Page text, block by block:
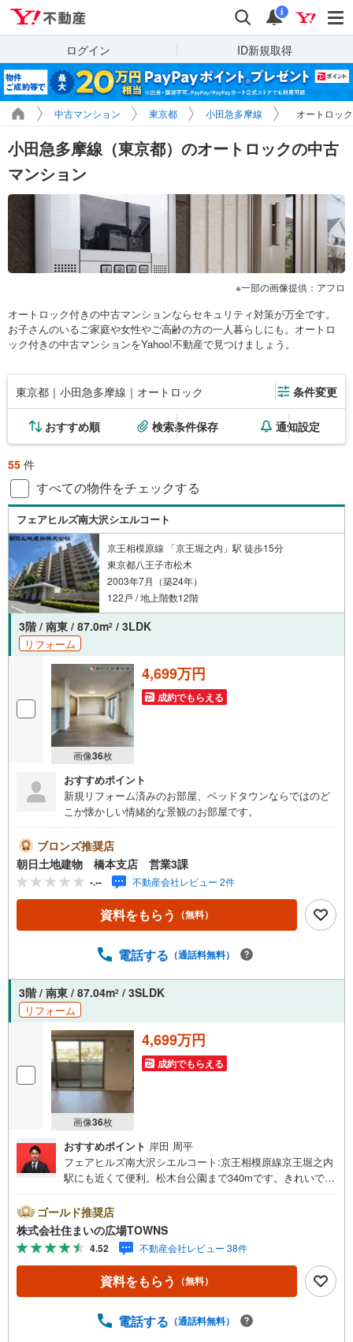
検索 通知
i
ログイン ID新規取得
中古マンション 東京都 小田急多摩線 オートロッ
小田急多摩線（東京都）のオートロックの中古
マンション
一部の画像提供：アフロ
オートロック付きの中古マンションならセキュリティ対策が万全です。
お子さんのいるご家庭や女性やご高齢の方の一人暮らしにも。オートロ
ック付きの中古マンションをYahoo!不動産で見つけましょう。
東京都｜小田急多摩線｜オートロック 条件変更
おすすめ順 検索条件保存 通知設定
55 件
すべての物件をチェックする
フェアヒルズ南大沢シエルコート
京王相模原線 「京王堀之内」駅 徒歩15分
東京都八王子市松木
2003年7月（築24年）
122戸 / 地上階数12階
3階 / 南東 / 87.0m2 / 3LDK
リフォーム
画像36枚
4,699万円
成約でもらえる
おすすめポイント
新規リフォーム済みのお部屋、ベッドタウンならではのど
こか懐かしい情緒的な景観のお部屋です。
ブロンズ推奨店
朝日土地建物 橋本支店 営業3課
-.-- 不動産会社レビュー 2件
資料をもらう （無料）
電話する （通話料無料）
3階 / 南東 / 87.04m2 / 3SLDK
リフォーム
画像36枚
4,699万円
成約でもらえる
おすすめポイント 岸田 周平
フェアヒルズ南大沢シエルコート:京王相模原線京王堀之内
駅にも近くて便利。松木台公園まで340mです。きれいで便
乾燥機付きの物件であれば、雨の日で濡れた上着や傘もす
ぐに乾燥できます。不在時や家にいながら応対できないと
きでも宅配ボックスに荷物が届けられるので、配達時間を
気にせずに生活を送ることができます。駅徒歩15分の場所
にある物件です。南東向きの物件です。【年中無休/9:00～
21:00】人気物件は特にお問い合わせが集中するため、お早
ご予約頂くとご見学がスムーズです。■その他、各種ご相談
ゴールド推奨店
株式会社住まいの広場TOWNS
4.52 不動産会社レビュー 38件
資料をもらう （無料）
電話する （通話料無料）